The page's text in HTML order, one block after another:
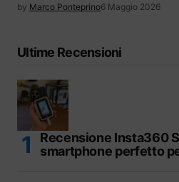
by Marco Ponteprino6 Maggio 2026
Ultime Recensioni
Recensione Insta360
smartphone perfetto